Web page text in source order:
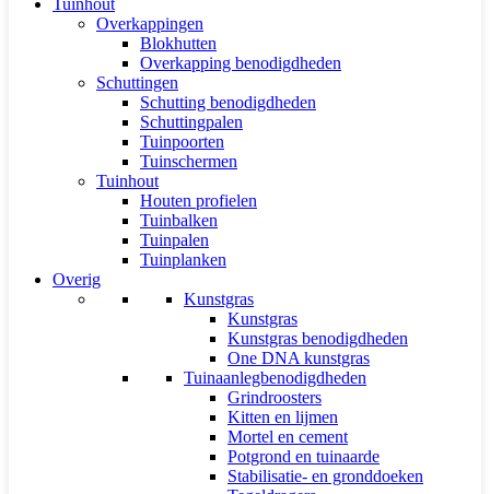
Overkappingen
Blokhutten
Overkapping benodigdheden
Schuttingen
Schutting benodigdheden
Schuttingpalen
Tuinpoorten
Tuinschermen
Tuinhout
Houten profielen
Tuinbalken
Tuinpalen
Tuinplanken
Overig
Kunstgras
Kunstgras
Kunstgras benodigdheden
One DNA kunstgras
Tuinaanlegbenodigdheden
Grindroosters
Kitten en lijmen
Mortel en cement
Potgrond en tuinaarde
Stabilisatie- en gronddoeken